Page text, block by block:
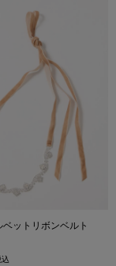
ベットリボンベルト
込